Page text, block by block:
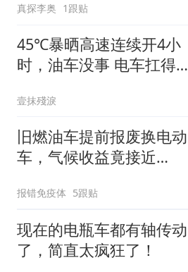
真探李奥 1跟贴
45℃暴晒高速连续开4小
时，油车没事 电车扛得住
壹抹殘淚
旧燃油车提前报废换电动
车，气候收益竟接近
报错免疫体 5跟贴
现在的电瓶车都有轴传动
了，简直太疯狂了！